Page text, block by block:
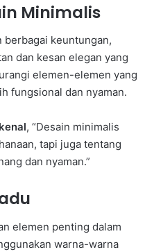
Minimalis
berbagai keuntungan,
dan kesan elegan yang
elemen-elemen yang
fungsional dan nyaman.
, “Desain minimalis
tapi juga tentang
dan nyaman.”
elemen penting dalam
warna-warna